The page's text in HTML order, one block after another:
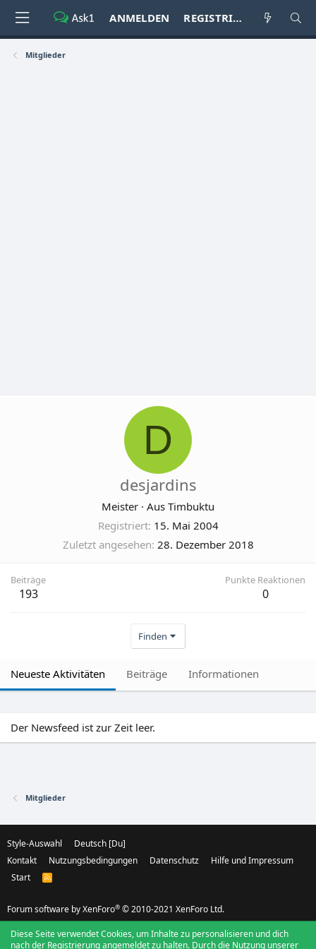
ANMELDEN REGISTRIEREN
Mitglieder
D
desjardins
Meister · Aus Timbuktu
Registriert 15. Mai 2004
Zuletzt angesehen 28. Dezember 2018
Beiträge
193
Punkte Reaktionen
0
Finden
Neueste Aktivitäten Beiträge Informationen
Der Newsfeed ist zur Zeit leer.
Mitglieder
Style-Auswahl
Deutsch [Du]
Kontakt
Nutzungsbedingungen Datenschutz
Hilfe und Impressum
Start
R
S
Forum software by XenForo® © 2010-2021 XenForo Ltd.
Diese Seite verwendet Cookies, um Inhalte zu personalisieren und dich
nach der Registrierung angemeldet zu halten. Durch die Nutzung unserer